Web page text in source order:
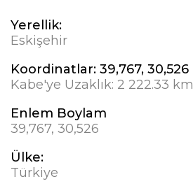
Yerellik:
Eskişehir
Koordinatlar: 39,767, 30,526
Kabe'ye Uzaklık: 2 222.33 km
Enlem Boylam
39,767, 30,526
Ülke:
Türkiye